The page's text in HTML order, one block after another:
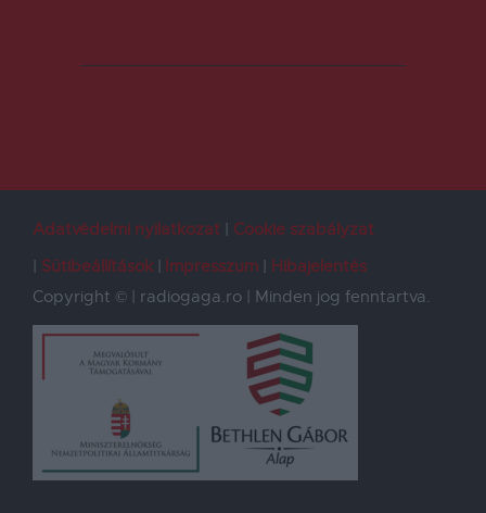
Adatvédelmi nyilatkozat
Cookie szabályzat
Sütibeállítások
Impresszum
Hibajelentés
Copyright © | radiogaga.ro | Minden jog fenntartva.